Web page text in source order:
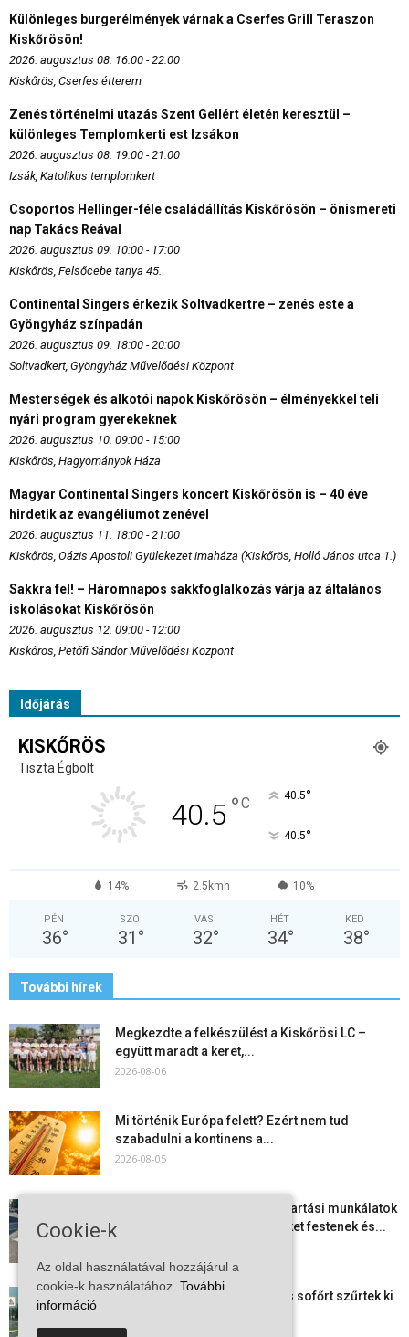
Különleges burgerélmények várnak a Cserfes Grill Teraszon
Kiskőrösön!
2026. augusztus 08. 16:00 - 22:00
Kiskőrös, Cserfes étterem
Zenés történelmi utazás Szent Gellért életén keresztül –
különleges Templomkerti est Izsákon
2026. augusztus 08. 19:00 - 21:00
Izsák, Katolikus templomkert
Csoportos Hellinger-féle családállítás Kiskőrösön – önismereti
nap Takács Reával
2026. augusztus 09. 10:00 - 17:00
Kiskőrös, Felsőcebe tanya 45.
Continental Singers érkezik Soltvadkertre – zenés este a
Gyöngyház színpadán
2026. augusztus 09. 18:00 - 20:00
Soltvadkert, Gyöngyház Művelődési Központ
Mesterségek és alkotói napok Kiskőrösön – élményekkel teli
nyári program gyerekeknek
2026. augusztus 10. 09:00 - 15:00
Kiskőrös, Hagyományok Háza
Magyar Continental Singers koncert Kiskőrösön is – 40 éve
hirdetik az evangéliumot zenével
2026. augusztus 11. 18:00 - 21:00
Kiskőrös, Oázis Apostoli Gyülekezet imaháza (Kiskőrös, Holló János utca 1.)
Sakkra fel! – Háromnapos sakkfoglalkozás várja az általános
iskolásokat Kiskőrösön
2026. augusztus 12. 09:00 - 12:00
Kiskőrös, Petőfi Sándor Művelődési Központ
Időjárás
KISKŐRÖS
Tiszta Égbolt
40.5 °C 40.5°
40.5°
14% 2.5kmh 10%
PÉN
36°
SZO
31 °
VAS
32°
HÉT
34°
KED
38°
További hírek
Megkezdte a felkészülést a Kiskőrösi LC –
együtt maradt a keret,...
2026-08-06
Mi történik Európa felett? Ezért nem tud
szabadulni a kontinens a...
2026-08-05
Folyamatosak a nyári karbantartási munkálatok
Kiskőrösön – útburkolati jeleket festenek és...
Több száz gyorshajtót és ittas sofőrt szűrtek ki
2026-08-04
Cookie-k
Az oldal használatával hozzájárul a
cookie-k használatához. További
információ